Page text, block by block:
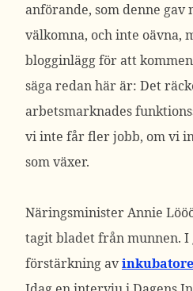
anförande, som denne gav
välkomna, och inte oävna,
blogginlägg för att
säga redan här är: Det
arbetsmarknades
vi inte får fler jobb, om vi
som växer.
Näringsminister Annie
tagit bladet från munnen. I
förstärkning av